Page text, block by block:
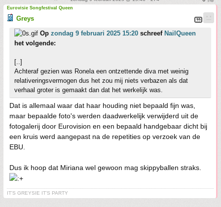
Eurovisie Songfestival Queen
Greys
Op zondag 9 februari 2025 15:20 schreef NailQueen
het volgende:
[..]
Achteraf gezien was Ronela een ontzettende diva met weinig
relativeringsvermogen dus het zou mij niets verbazen als dat
verhaal groter is gemaakt dan dat het werkelijk was.
Dat is allemaal waar dat haar houding niet bepaald fijn was,
maar bepaalde foto's werden daadwerkelijk verwijderd uit de
fotogalerij door Eurovision en een bepaald handgebaar dicht bij
een kruis werd aangepast na de repetities op verzoek van de
EBU.
Dus ik hoop dat Miriana wel gewoon mag skippyballen straks.
IT'S GREYSIE IT'S PARTY